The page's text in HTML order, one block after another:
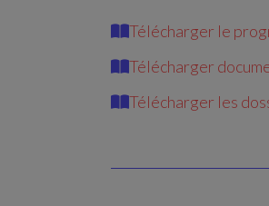
Télécharger le
Télécharger
Télécharger les